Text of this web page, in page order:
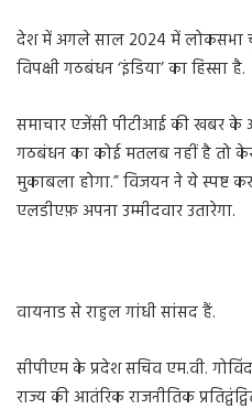
देश में अगले साल 2024 में लोकसभा
विपक्षी गठबंधन ‘इंडिया’ का हिस्सा है.
समाचार एजेंसी पीटीआई की खबर के
गठबंधन का कोई मतलब नहीं है तो
मुकाबला होगा.” विजयन ने ये स्पष्ट
एलडीएफ़ अपना उम्मीदवार उतारेगा.
वायनाड से राहुल गांधी सांसद हैं.
सीपीएम के प्रदेश सचिव एम.वी.
राज्य की आतंरिक राजनीतिक